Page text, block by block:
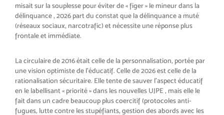
misait sur la souplesse pour éviter de « figer » le mineur dans la
délinquance , 2026 part du constat que la délinquance a muté
(réseaux sociaux, narcotrafic) et nécessite une réponse plus
frontale et immédiate.
La circulaire de 2016 était celle de la personnalisation, portée par
une vision optimiste de l’éducatif. Celle de 2026 est celle de la
rationalisation sécuritaire. Elle tente de sauver l’aspect éducatif
en le labellisant « priorité » dans les nouvelles UJPE , mais elle le
fait dans un cadre beaucoup plus coercitif (protocoles anti-
fugues, lutte contre les stupéfiants, gestion des abords avec les